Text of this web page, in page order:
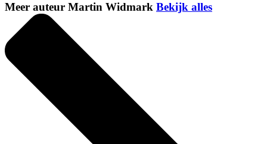
Meer auteur Martin Widmark Bekijk alles